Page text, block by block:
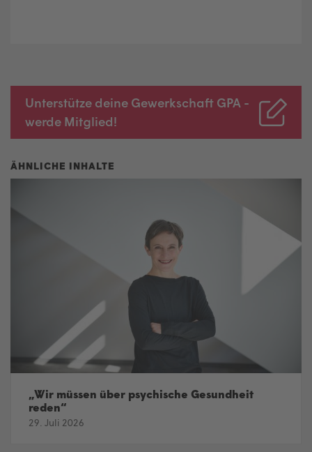
Unterstütze deine Gewerkschaft GPA -
werde Mitglied!
„Wir müssen über psychische Gesundheit
reden“
29. Juli 2026